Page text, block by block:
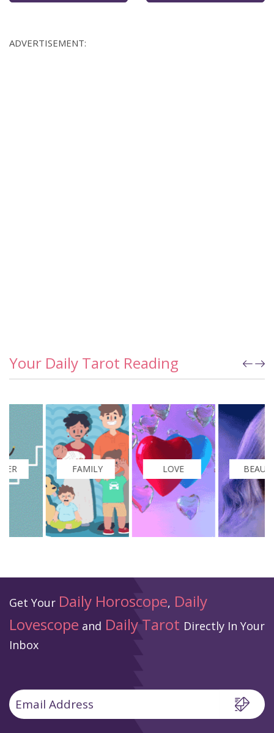
ADVERTISEMENT:
Your Daily Tarot Reading
FAMILY LOVE BEAUTY
Get Your Daily Horoscope, Daily
Lovescope and Daily Tarot Directly In Your
Inbox